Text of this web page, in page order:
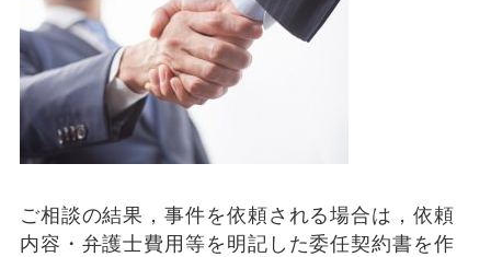
ご相談の結果，事件を依頼される場合は，依頼
内容・弁護士費用等を明記した委任契約書を作